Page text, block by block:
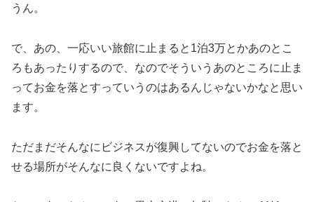
うん。
で、あの、一応いい旅館に止まると1泊3万とかあのとこ
ろもあったりするので、なのでそういうあのところに止ま
ってお金を落とすっていうのはあるんじゃないかなと思い
ます。
ただまだそんなにビジネスが復興してないのでお金を落と
せる場所がそんなに良くないですよね。